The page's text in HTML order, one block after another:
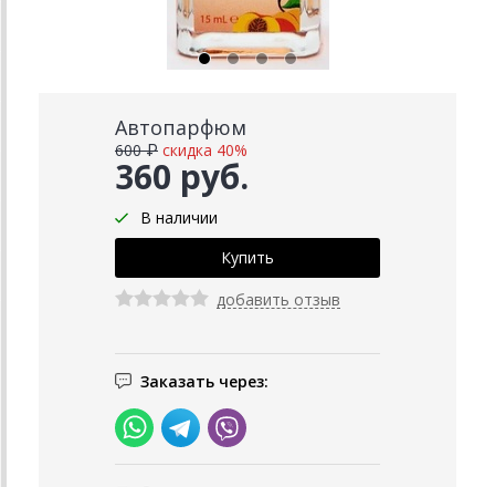
Автопарфюм
360 руб.
600 ₽ скидка 40%
В наличии
добавить отзыв
Заказать через: